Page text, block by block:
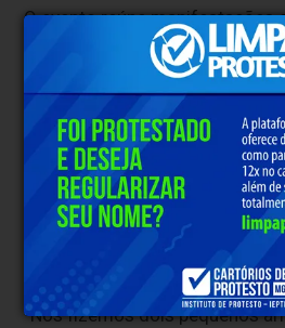
O evento reúne manifestações
regiões do estado, com
quadrilhas, grupos
e experiências que celebram a
popular mineira.
A ambientação da feira
estandartes do artista plástico
Diamantina, e a cenografia terá
do artista plástico Léo Piló.
“Nós fizemos dois pequenos